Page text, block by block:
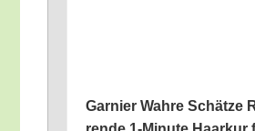
Gar­nier Wah­re Schät­ze